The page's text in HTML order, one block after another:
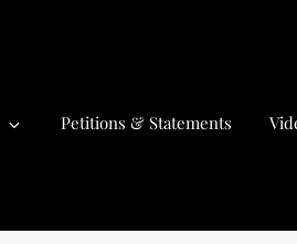
Petitions & Statements